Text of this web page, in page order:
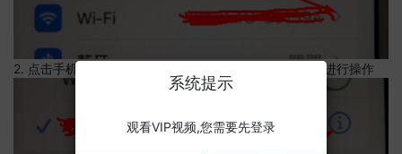
2. 点击手机的当前网络连接,上边有一个感叹号,点击可以进行操作
系统提示
观看VIP视频,您需要先登录